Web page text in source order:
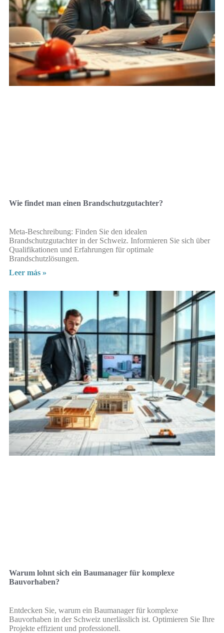
Wie findet man einen Brandschutzgutachter?
Meta-Beschreibung: Finden Sie den idealen
Brandschutzgutachter in der Schweiz. Informieren Sie sich über
Qualifikationen und Erfahrungen für optimale
Brandschutzlösungen.
Leer más »
Warum lohnt sich ein Baumanager für komplexe
Bauvorhaben?
Entdecken Sie, warum ein Baumanager für komplexe
Bauvorhaben in der Schweiz unerlässlich ist. Optimieren Sie Ihre
Projekte effizient und professionell.